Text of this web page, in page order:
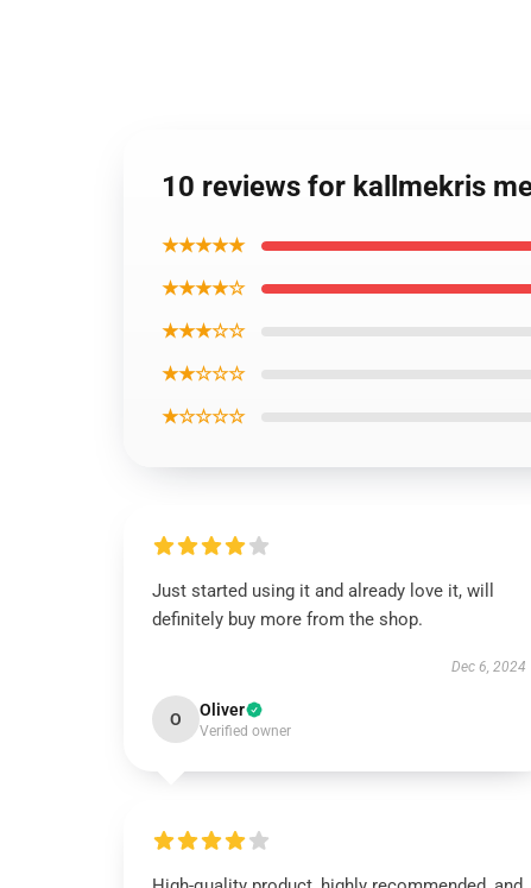
10 reviews for kallmekris
★★★★★
★★★★☆
★★★☆☆
★★☆☆☆
★☆☆☆☆
Just started using it and already love it, will
definitely buy more from the shop.
Dec 6, 2024
O Oliver
Verified owner